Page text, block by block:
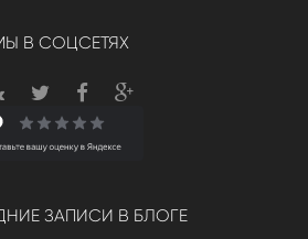
В СОЦСЕТЯХ
ЗАПИСИ В БЛОГЕ